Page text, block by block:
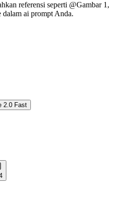
referensi seperti @Gambar 1,
ai prompt Anda.
2.0 Fast